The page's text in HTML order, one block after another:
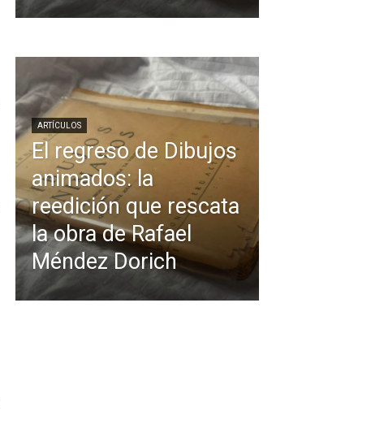
ARTÍCULOS
El regreso de Dibujos
animados: la
reedición que rescata
la obra de Rafael
Méndez Dorich